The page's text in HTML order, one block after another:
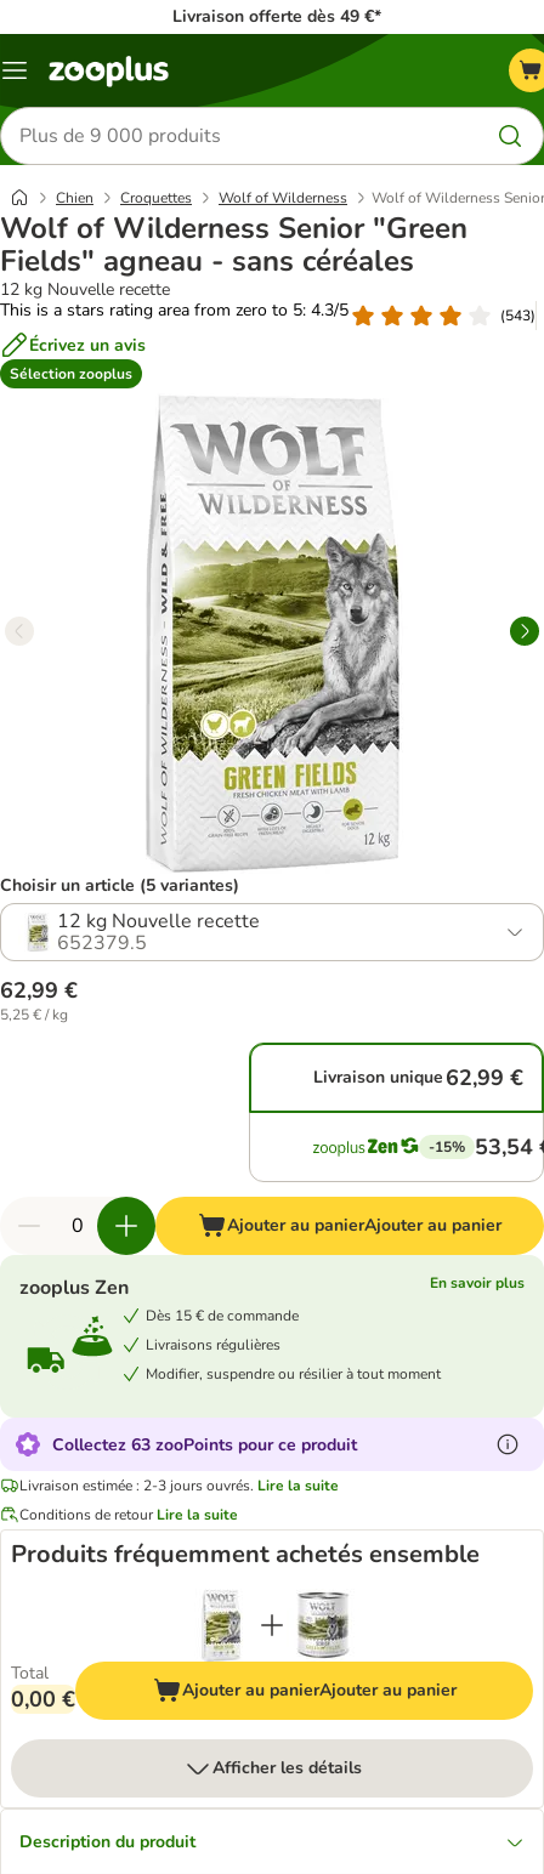
Livraison offerte dès 49 €*
Menu
Rechercher
des
produits
Chien Croquettes Wolf of Wilderness Wolf of Wilderness
Wolf of Wilderness Senior "Green
Fields" agneau - sans céréales
12 kg Nouvelle recette
This is a stars rating area from zero to 5: 4.3/5
(543)
Écrivez un avis
Sélection zooplus
Choisir un article (5 variantes)
12 kg Nouvelle recette
652379.5
62,99 €
5,25 € / kg
Livraison unique 62,99 €
-15% 53,54
Ajouter au panierAjouter au panier
zooplus Zen
En savoir plus
Dès 15 € de commande
Livraisons régulières
Modifier, suspendre ou résilier à tout moment
Collectez 63 zooPoints pour ce produit
Livraison estimée : 2-3 jours ouvrés. Lire la suite
Conditions de retour Lire la suite
Produits fréquemment achetés ensemble
Total
0,00 € Ajouter au panierAjouter au panier
Afficher les détails
Description du produit